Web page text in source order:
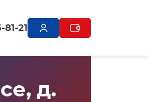
81-21
д.